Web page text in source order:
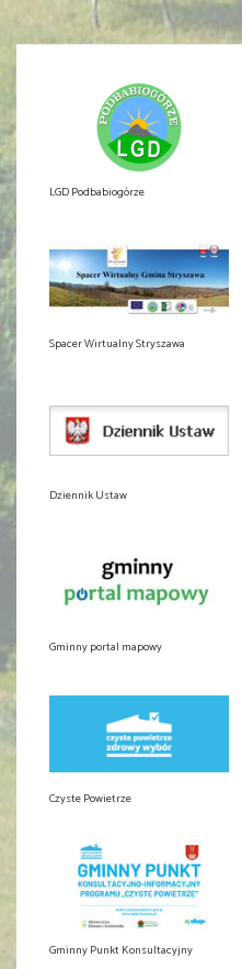
LGD Podbabiogórze
Spacer Wirtualny Stryszawa
Dziennik Ustaw
Gminny portal mapowy
Czyste Powietrze
Gminny Punkt Konsultacyjny